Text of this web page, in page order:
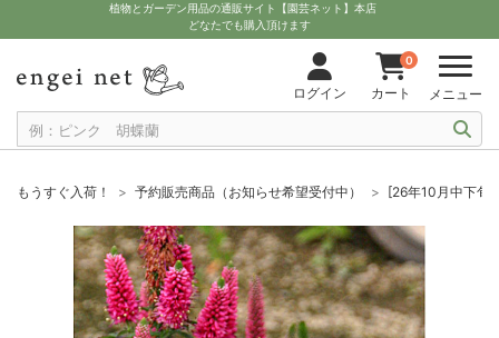
植物とガーデン用品の通販サイト【園芸ネット】本店
どなたでも購入頂けます
ログイン
0
カート メニュー
もうすぐ入荷！ 予約販売商品（お知らせ希望受付中） [26年10月中下旬